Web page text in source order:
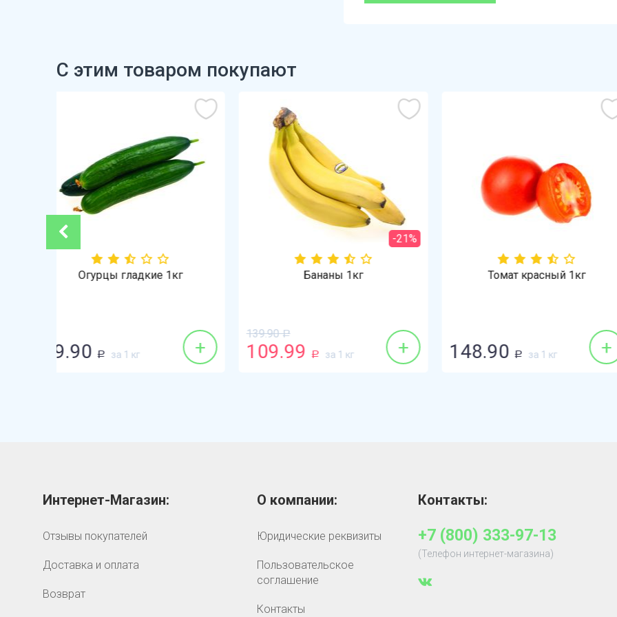
С этим товаром покупают
Бананы 1кг
109.99 Р
Томат красный 1кг
148.90 Р за 1 кг
Лопатка свиная
289.90 Р за 1 кг
Интернет-Магазин:
Отзывы покупателей
Доставка и оплата
Возврат
О компании:
Юридические реквизиты
Пользовательское
соглашение
Контакты
Контакты:
+7 (800) 333-97-13
(Телефон интернет-магазина)